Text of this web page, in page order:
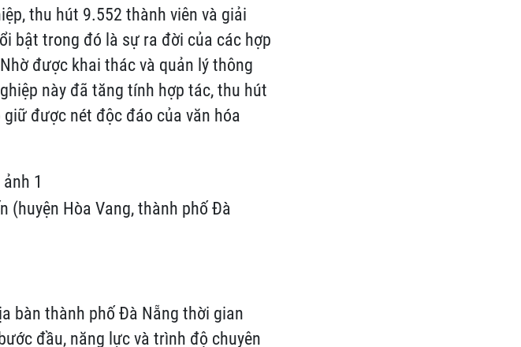
thu hút 9.552 thành viên và giải
bật trong đó là sự ra đời của các hợp
được khai thác và quản lý thông
này đã tăng tính hợp tác, thu hút
được nét độc đáo của văn hóa
(huyện Hòa Vang, thành phố Đà
bàn thành phố Đà Nẵng thời gian
đầu, năng lực và trình độ chuyên